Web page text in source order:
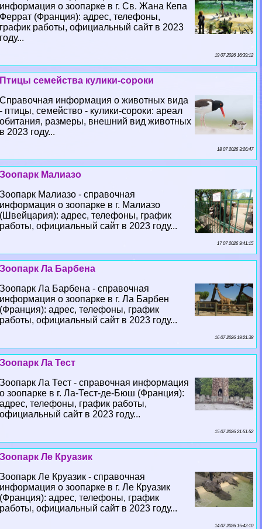
информация о зоопарке в г. Св. Жана Кепа
Феррат (Франция): адрес, телефоны,
график работы, официальный сайт в 2023
году...
19 07 2026 16:39:12
Птицы семейства кулики-сороки
Справочная информация о животных вида
- птицы, семейство - кулики-сороки: ареал
обитания, размеры, внешний вид животных
в 2023 году...
18 07 2026 3:26:47
Зоопарк Малиазо
Зоопарк Малиазо - справочная
информация о зоопарке в г. Малиазо
(Швейцария): адрес, телефоны, график
работы, официальный сайт в 2023 году...
17 07 2026 9:41:15
Зоопарк Ла Барбена
Зоопарк Ла Барбена - справочная
информация о зоопарке в г. Ла Барбен
(Франция): адрес, телефоны, график
работы, официальный сайт в 2023 году...
16 07 2026 19:21:38
Зоопарк Ла Тест
Зоопарк Ла Тест - справочная информация
о зоопарке в г. Ла-Тест-де-Бюш (Франция):
адрес, телефоны, график работы,
официальный сайт в 2023 году...
15 07 2026 21:51:52
Зоопарк Ле Круазик
Зоопарк Ле Круазик - справочная
информация о зоопарке в г. Ле Круазик
(Франция): адрес, телефоны, график
работы, официальный сайт в 2023 году...
14 07 2026 15:42:10